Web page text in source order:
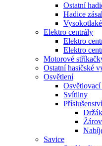
Ostatní
Hadice
Elektro centrály
Elektro
Elektro
Motorové
Ostatní hasičské
Osvětlení
Svítilny
Savice